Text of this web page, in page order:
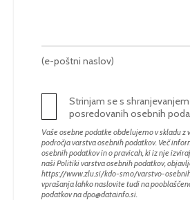
(e-poštni naslov)
Strinjam se s
posredovanih osebnih
Vaše osebne podatke obdelujemo v skladu
področja varstva osebnih podatkov. Več
osebnih podatkov in o pravicah, ki iz nje
naši Politiki varstva osebnih podatkov,
https://www.zlu.si/kdo-smo/varstvo-
vprašanja lahko naslovite tudi na
podatkov nadpo@datainfo.si